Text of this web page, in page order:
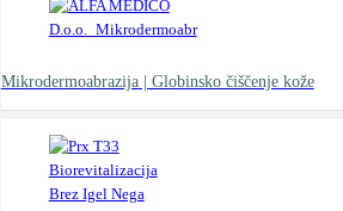
Mikrodermoabrazija | Globinsko čiščenje kože